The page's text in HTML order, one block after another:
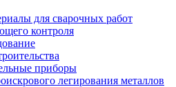
для сварочных работ
контроля
приборы
легирования металлов